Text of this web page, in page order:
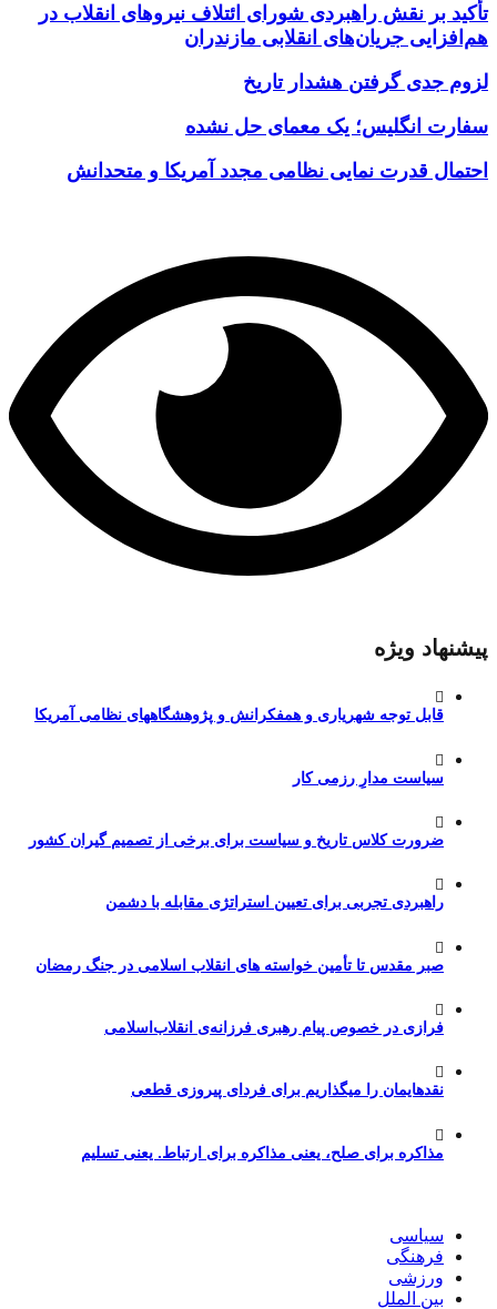
تأکید بر نقش راهبردی شورای ائتلاف نیروهای انقلاب در
هم‌افزایی جریان‌های انقلابی مازندران
لزوم جدی گرفتن هشدار تاریخ
سفارت انگلیس؛ یک معمای حل نشده
احتمال قدرت نمایی نظامی مجدد آمریکا و متحدانش
پیشنهاد ویژه
قابل توجه شهریاری و همفکرانش و پژوهشگاههای نظامی آمریکا
سیاست مدارِ رزمی کار
ضرورت کلاس تاریخ و سیاست برای برخی از تصمیم گیران کشور
راهبردی تجربی برای تعیین استراتژی مقابله با دشمن
صبر مقدس تا تأمین خواسته های انقلاب اسلامی در جنگ رمضان
فرازی در خصوص پیام رهبری فرزانه‌ی انقلاب‌اسلامی
نقدهایمان را میگذاریم برای فردای پیروزی قطعی
مذاکره برای صلح، یعنی مذاکره برای ارتباط. یعنی تسلیم
سیاسی
فرهنگی
ورزشی
بین الملل